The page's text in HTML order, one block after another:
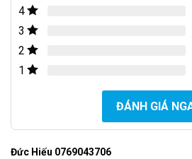
4
3
2
1
ĐÁNH GIÁ
Đức Hiếu 0769043706